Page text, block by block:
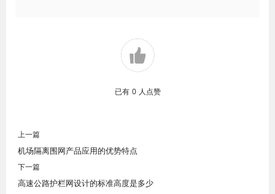
已有 0 人点赞
上一篇
机场隔离围网产品应用的优势特点
下一篇
高速公路护栏网设计的标准高度是多少